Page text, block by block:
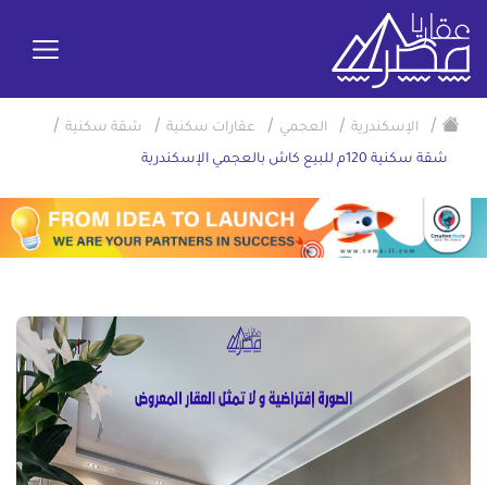
/ الإسكندرية / العجمي / عقارات سكنية / شقة سكنية /
شقة سكنية 120م للبيع كاش بالعجمي الإسكندرية